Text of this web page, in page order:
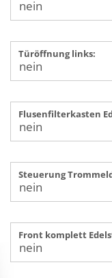
Türöffnung links:
Flusenfilterkasten
Steuerung
Front komplett